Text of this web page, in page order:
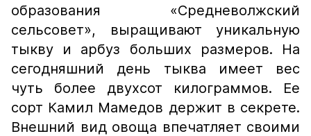
образования «Средневолжский
сельсовет», выращивают уникальную
тыкву и арбуз больших размеров. На
сегодняшний день тыква имеет вес
чуть более двухсот килограммов. Ее
сорт Камил Мамедов держит в секрете.
Внешний вид овоща впечатляет своими